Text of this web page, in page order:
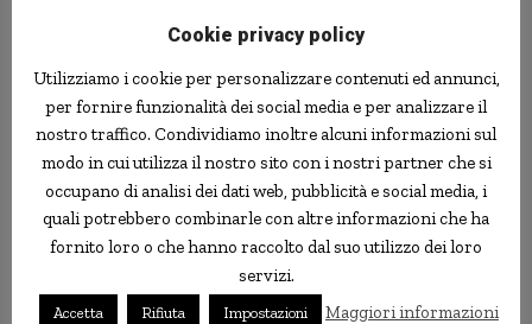
Contoconto taglia il tasso
promozionale, da novembre 2,50%
Cookie privacy policy
Utilizziamo i cookie per personalizzare contenuti ed annunci,
per fornire funzionalità dei social media e per analizzare il
nostro traffico. Condividiamo inoltre alcuni informazioni sul
modo in cui utilizza il nostro sito con i nostri partner che si
occupano di analisi dei dati web, pubblicità e social media, i
quali potrebbero combinarle con altre informazioni che ha
fornito loro o che hanno raccolto dal suo utilizzo dei loro
servizi.
Accetta Rifiuta Impostazioni Maggiori informazioni